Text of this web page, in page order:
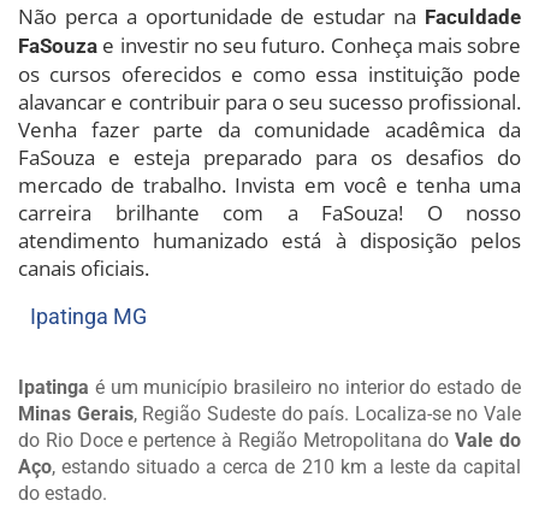
Não perca a oportunidade de estudar na Faculdade
FaSouza e investir no seu futuro. Conheça mais sobre
os cursos oferecidos e como essa instituição pode
alavancar e contribuir para o seu sucesso profissional.
Venha fazer parte da comunidade acadêmica da
FaSouza e esteja preparado para os desafios do
mercado de trabalho. Invista em você e tenha uma
carreira brilhante com a FaSouza! O nosso
atendimento humanizado está à disposição pelos
canais oficiais.
Ipatinga MG
Ipatinga é um município brasileiro no interior do estado de
Minas Gerais, Região Sudeste do país. Localiza-se no Vale
do Rio Doce e pertence à Região Metropolitana doVale do
Aço, estando situado a cerca de 210 km a leste da capital
do estado.